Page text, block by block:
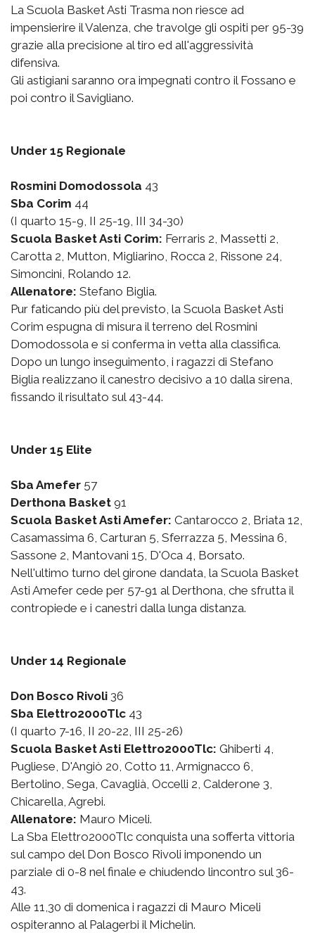
La Scuola Basket Asti Trasma non riesce ad
impensierire il Valenza, che travolge gli ospiti per 95-39
grazie alla precisione al tiro ed all'aggressività
difensiva.
Gli astigiani saranno ora impegnati contro il Fossano e
poi contro il Savigliano.
Under 15 Regionale
Rosmini Domodossola 43
Sba Corim 44
(I quarto 15-9, II 25-19, III 34-30)
Scuola Basket Asti Corim: Ferraris 2, Massetti 2,
Carotta 2, Mutton, Migliarino, Rocca 2, Rissone 24,
Simoncini, Rolando 12.
Allenatore: Stefano Biglia.
Pur faticando più del previsto, la Scuola Basket Asti
Corim espugna di misura il terreno del Rosmini
Domodossola e si conferma in vetta alla classifica.
Dopo un lungo inseguimento, i ragazzi di Stefano
Biglia realizzano il canestro decisivo a 10 dalla sirena,
fissando il risultato sul 43-44.
Under 15 Elite
Sba Amefer 57
Derthona Basket 91
Scuola Basket Asti Amefer: Cantarocco 2, Briata 12,
Casamassima 6, Carturan 5, Sferrazza 5, Messina 6,
Sassone 2, Mantovani 15, D'Oca 4, Borsato.
Nell'ultimo turno del girone dandata, la Scuola Basket
Asti Amefer cede per 57-91 al Derthona, che sfrutta il
contropiede e i canestri dalla lunga distanza.
Under 14 Regionale
Don Bosco Rivoli 36
Sba Elettro2000Tlc 43
(I quarto 7-16, II 20-22, III 25-26)
Scuola Basket Asti Elettro2000Tlc: Ghiberti 4,
Pugliese, D'Angiò 20, Cotto 11, Armignacco 6,
Bertolino, Sega, Cavaglià, Occelli 2, Calderone 3,
Chicarella, Agrebi.
Allenatore: Mauro Miceli.
La Sba Elettro2000Tlc conquista una sofferta vittoria
sul campo del Don Bosco Rivoli imponendo un
parziale di 0-8 nel finale e chiudendo lincontro sul 36-
43.
Alle 11,30 di domenica i ragazzi di Mauro Miceli
ospiteranno al Palagerbi il Michelin.